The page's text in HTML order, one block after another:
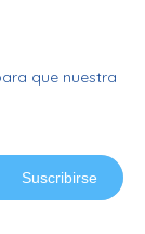
que nuestra
Suscribirse